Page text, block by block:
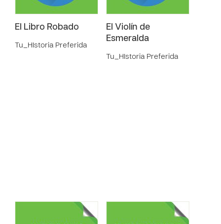
El Libro Robado
Tu_HIstoria Preferida
El Violín de
Esmeralda
Tu_HIstoria Preferida